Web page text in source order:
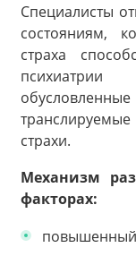
Специалисты
состояниям,
страха
страхи.
Механизм
факторах:
повышенный